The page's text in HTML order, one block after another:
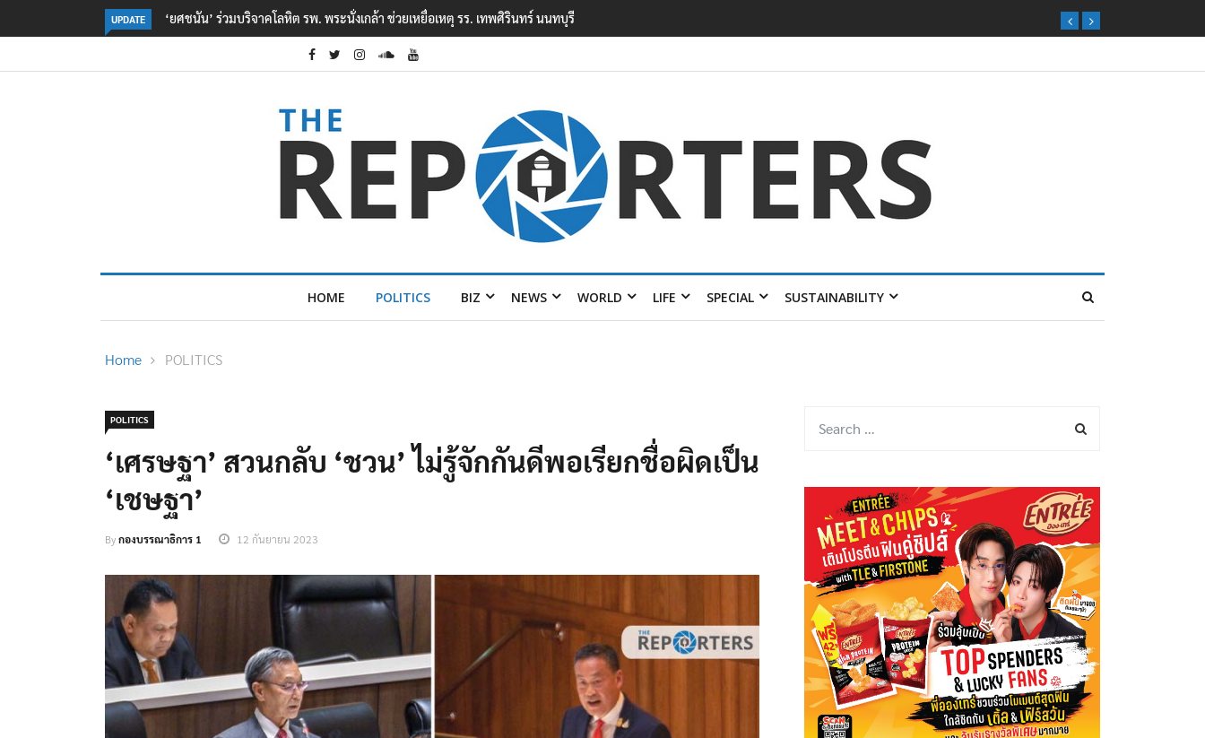
UPDATE ตร. อยู่ระหว่างสอบสวนแรงจูงใจ เหตุยิงในโรงเรียนเทพศิรินทร์ นนทบุรี พบเด็กก่อเหตุเครียดเรื่องเรียน
HOME POLITICS BIZ NEWS WORLD LIFE SPECIAL SUSTAINABILITY
Home POLITICS
POLITICS
‘เศรษฐา’ สวนกลับ ‘ชวน’ ไม่รู้จักกันดีพอเรียกชื่อผิดเป็น
‘เชษฐา’
Byกองบรรณาธิการ 1 12 กันยายน 2023